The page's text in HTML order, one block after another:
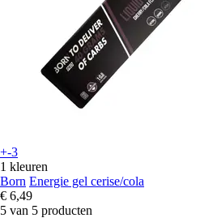
+-3
1 kleuren
Born Energie gel cerise/cola
€ 6,49
5 van 5 producten